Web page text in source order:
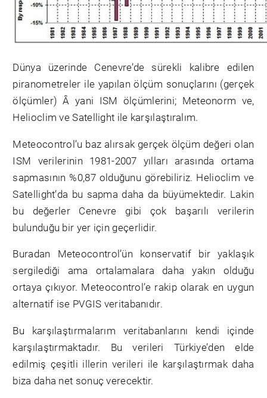
Dünya üzerinde Cenevre’de sürekli kalibre edilen
piranometreler ile yapılan ölçüm sonuçlarını (gerçek
ölçümler) Â yani ISM ölçümlerini; Meteonorm ve,
Helioclim ve Satellight ile karşılaştıralım.
Meteocontrol’u baz alırsak gerçek ölçüm değeri olan
ISM verilerinin 1981-2007 yılları arasında ortama
sapmasının %0,87 olduğunu görebiliriz. Helioclim ve
Satellight’da bu sapma daha da büyümektedir. Lakin
bu değerler Cenevre gibi çok başarılı verilerin
bulunduğu bir yer için geçerlidir.
Buradan Meteocontrol’ün konservatif bir yaklaşık
sergilediği ama ortalamalara daha yakın olduğu
ortaya çıkıyor. Meteocontrol’e rakip olarak en uygun
alternatif ise PVGIS veritabanıdır.
Bu karşılaştırmalarım veritabanlarını kendi içinde
karşılaştırmaktadır. Bu verileri Türkiye’den elde
edilmiş çeşitli illerin verileri ile karşılaştırmak daha
biza daha net sonuç verecektir.